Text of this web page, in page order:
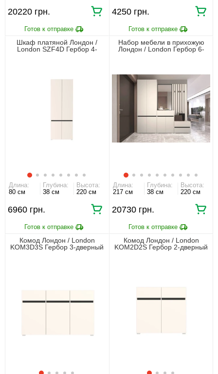
20220 грн. 4250 грн.
Шкаф платяной Лондон /
London SZF4D Гербор 4-
Длина:
80 см
Глубина:
38 см
Высота:
220 см
6960 грн.
Набор мебели в прихожую
Лондон / London Гербор 6-
Длина:
217 см
Глубина:
38 см
Высота:
220 см
20730 грн.
Комод Лондон / London
KOM3D3S Гербор 3-дверный
Комод Лондон / London
KOM2D2S Гербор 2-дверный